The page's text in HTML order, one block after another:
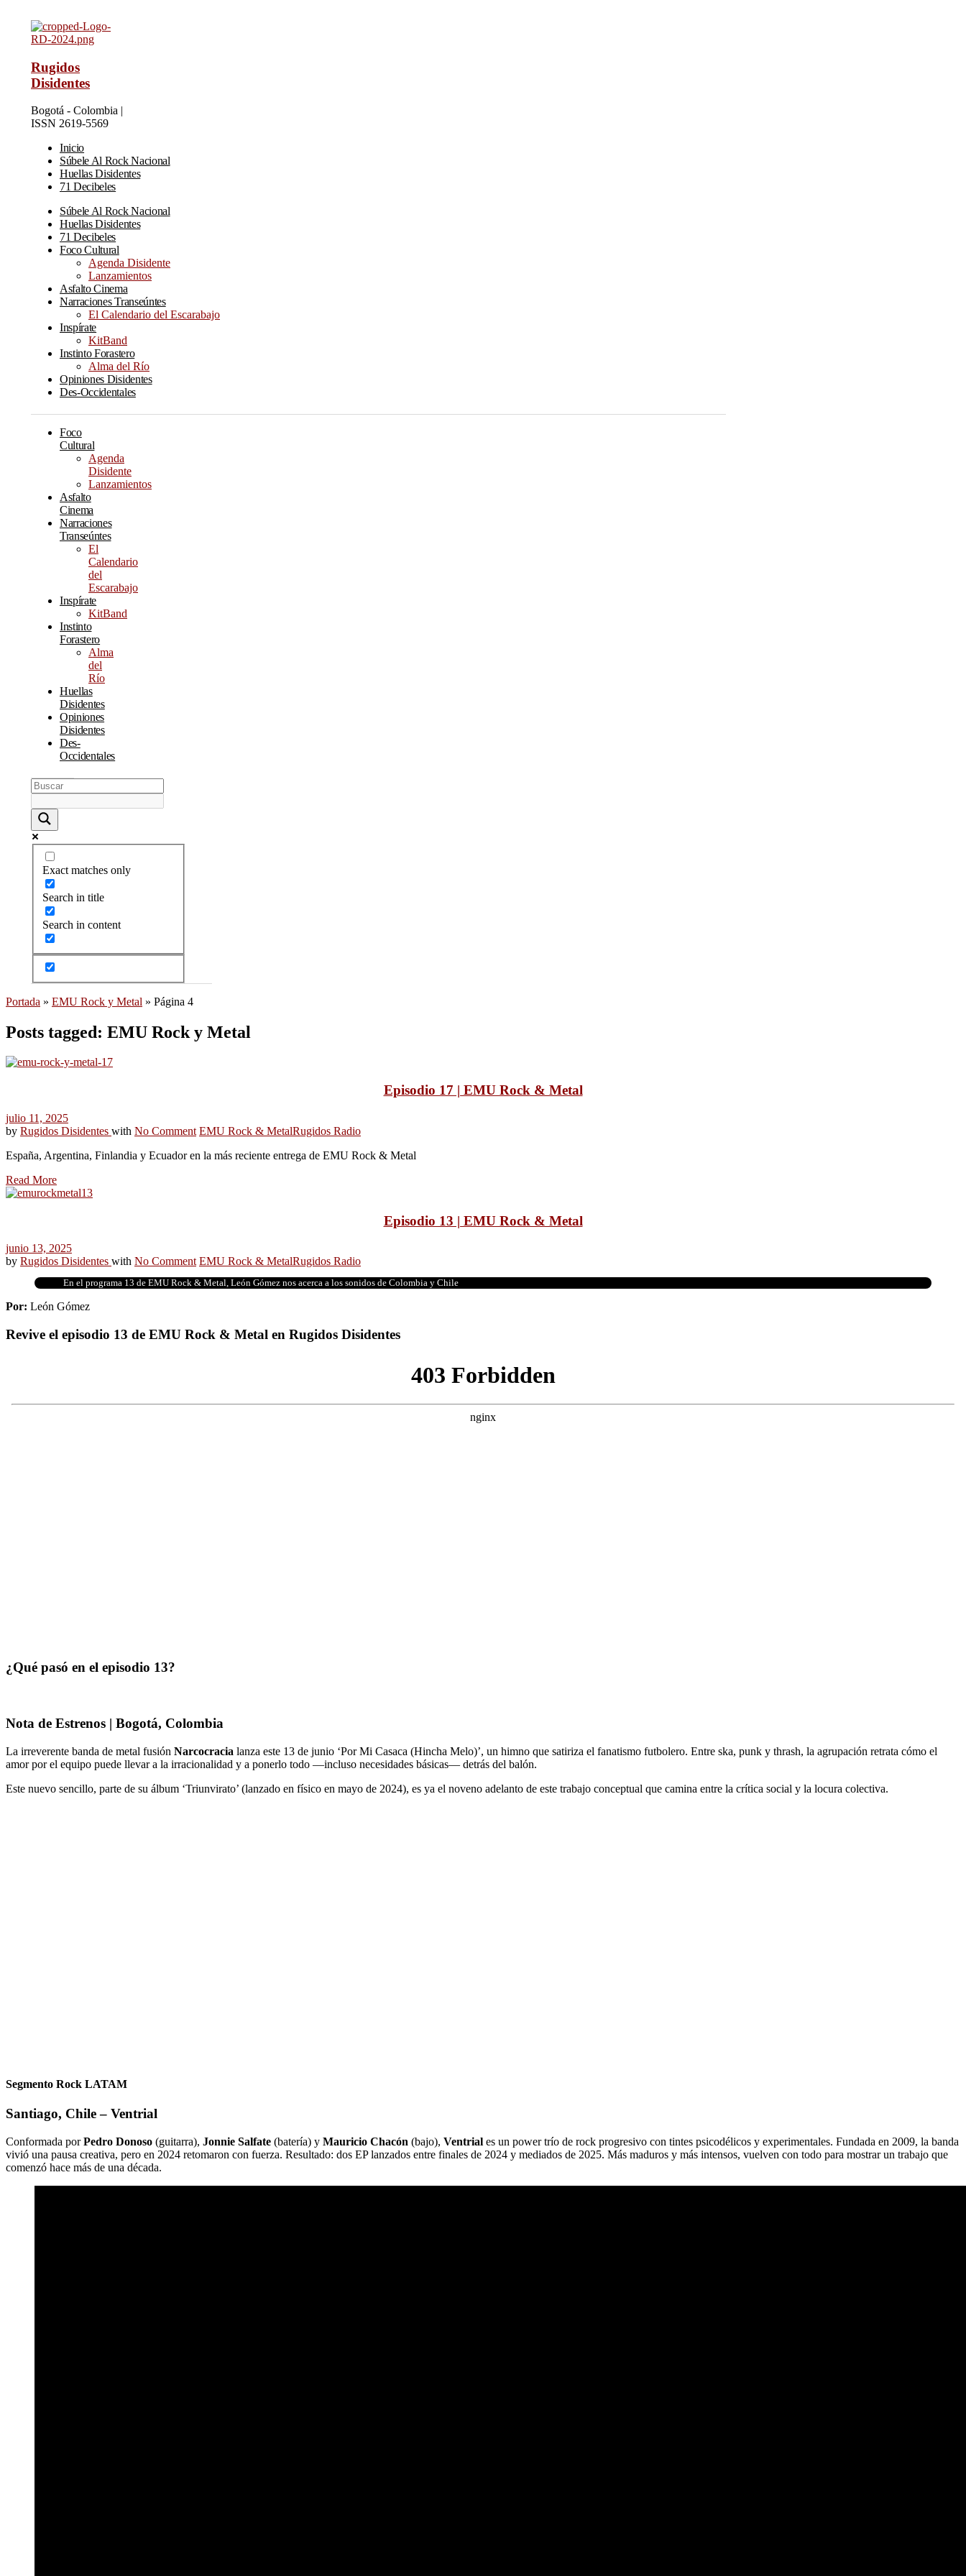
Rugidos
Disidentes
Bogotá - Colombia |
ISSN 2619-5569
Inicio
Súbele Al Rock Nacional
Huellas Disidentes
71 Decibeles
Súbele Al Rock Nacional
Huellas Disidentes
71 Decibeles
Foco Cultural
Agenda Disidente
Lanzamientos
Asfalto Cinema
Narraciones Transeúntes
El Calendario del Escarabajo
Inspírate
KitBand
Instinto Forastero
Alma del Río
Opiniones Disidentes
Des-Occidentales
Foco
Cultural
Agenda
Disidente
Lanzamientos
Asfalto
Cinema
Narraciones
Transeúntes
El
Calendario
del
Escarabajo
Inspírate
KitBand
Instinto
Forastero
Alma
del
Río
Huellas
Disidentes
Opiniones
Disidentes
Des-
Occidentales
Exact matches only
Search in title
Search in content
Portada » EMU Rock y Metal » Página 4
Posts tagged: EMU Rock y Metal
Episodio 17 | EMU Rock & Metal
julio 11, 2025
by Rugidos Disidentes with No Comment EMU Rock & MetalRugidos Radio
España, Argentina, Finlandia y Ecuador en la más reciente entrega de EMU Rock & Metal
Read More
Episodio 13 | EMU Rock & Metal
junio 13, 2025
by Rugidos Disidentes with No Comment EMU Rock & MetalRugidos Radio
En el programa 13 de EMU Rock & Metal, León Gómez nos acerca a los sonidos de Colombia y Chile
Por: León Gómez
Revive el episodio 13 de EMU Rock & Metal en Rugidos Disidentes
¿Qué pasó en el episodio 13?
Nota de Estrenos | Bogotá, Colombia
La irreverente banda de metal fusión Narcocracia lanza este 13 de junio ‘Por Mi Casaca (Hincha Melo)’, un himno que satiriza el fanatismo futbolero. Entre ska, punk y thrash, la agrupación retrata cómo el
amor por el equipo puede llevar a la irracionalidad y a ponerlo todo —incluso necesidades básicas— detrás del balón.
Este nuevo sencillo, parte de su álbum ‘Triunvirato’ (lanzado en físico en mayo de 2024), es ya el noveno adelanto de este trabajo conceptual que camina entre la crítica social y la locura colectiva.
Segmento Rock LATAM
Santiago, Chile – Ventrial
Conformada porPedro Donoso (guitarra), Jonnie Salfate (batería) y Mauricio Chacón (bajo), Ventrial es un power trío de rock progresivo con tintes psicodélicos y experimentales. Fundada en 2009, la banda
vivió una pausa creativa, pero en 2024 retomaron con fuerza. Resultado: dos EP lanzados entre finales de 2024 y mediados de 2025. Más maduros y más intensos, vuelven con todo para mostrar un trabajo que
comenzó hace más de una década.